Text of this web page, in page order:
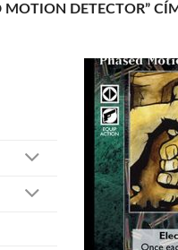
MOTION DETECTOR”